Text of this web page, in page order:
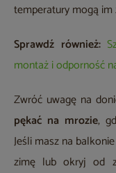
temperatury mogą im
Sprawdź również:
montaż i odporność
Zwróć uwagę na
pękać na mrozie,
Jeśli masz na
zimę lub okryj od